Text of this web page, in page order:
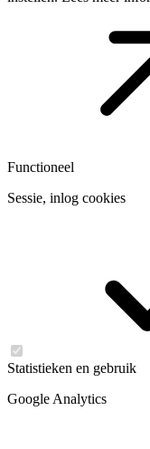
Functioneel
Sessie, inlog cookies
Statistieken en gebruik
Google Analytics